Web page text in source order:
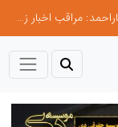
طرحواره های فعال شده در پساجنگ؛ هشدار دکتر یاراحمد: مراقب اخبار زرد و واکنش های هیجانی باشید